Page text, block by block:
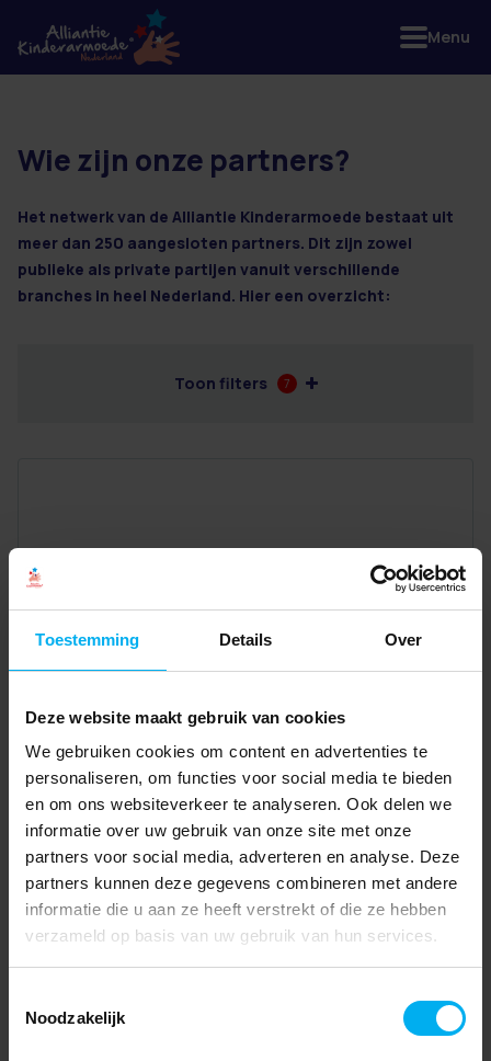
Toestemming Details Over
Deze website maakt gebruik van cookies
We gebruiken cookies om content en advertenties te
personaliseren, om functies voor social media te bieden
en om ons websiteverkeer te analyseren. Ook delen we
informatie over uw gebruik van onze site met onze
partners voor social media, adverteren en analyse. Deze
partners kunnen deze gegevens combineren met andere
informatie die u aan ze heeft verstrekt of die ze hebben
verzameld op basis van uw gebruik van hun services.
Noodzakelijk
2 resultaten
Wie zijn onze partners?
Het netwerk van de Alliantie Kinderarmoede bestaat uit
meer dan 250 aangesloten partners. Dit zijn zowel
publieke als private partijen vanuit verschillende
branches in heel Nederland. Hier een overzicht:
Toon filters 7
Menu